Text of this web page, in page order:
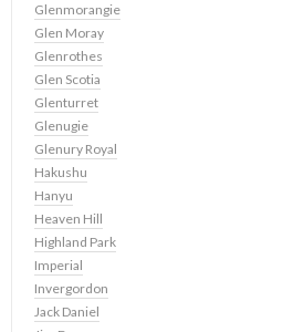
Glenmorangie
Glen Moray
Glenrothes
Glen Scotia
Glenturret
Glenugie
Glenury Royal
Hakushu
Hanyu
Heaven Hill
Highland Park
Imperial
Invergordon
Jack Daniel